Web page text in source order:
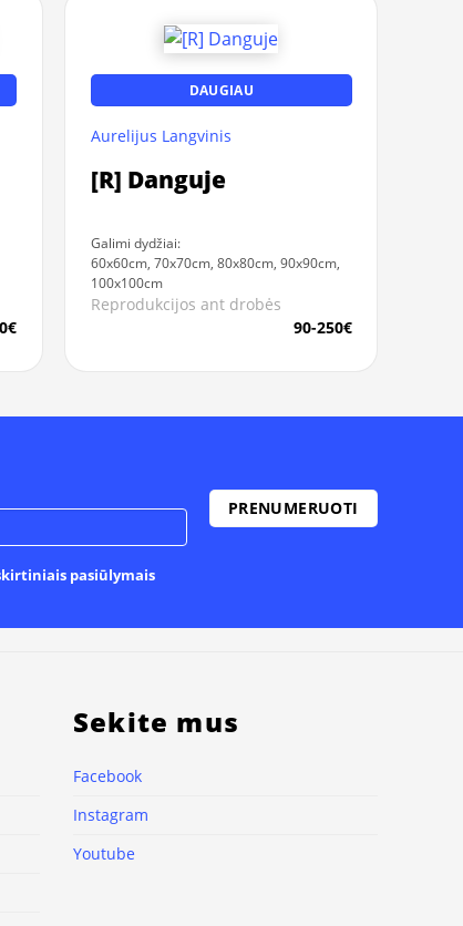
DAUGIAU
Aurelijus Langvinis
[R] Danguje
Galimi dydžiai:
60x60cm, 70x70cm, 80x80cm, 90x90cm,
100x100cm
Reprodukcijos ant drobės
90-250€
pasiūlymais
Sekite mus
Facebook
Instagram
Youtube